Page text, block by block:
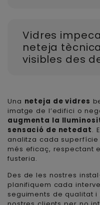
Vidres
neteja
visibles des
Una neteja de vidres
imatge de l’edifici o
augmenta la
sensació de netedat.
analitza cada
més eficaç, respectant
fusteria.
Des de les nostres
planifiquem cada
seguiments de qualitat